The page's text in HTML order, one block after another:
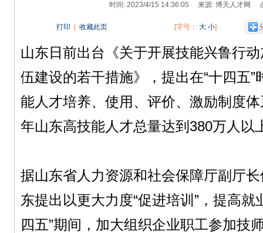
时间: 2023/4/15 14:36:05 来源: 博天人才网
打印 收藏此页 [字号： 大 小]
山东日前出台《关于开展技能兴鲁行
伍建设的若干措施》，提出在“十四五”
能人才培养、使用、评价、激励制度
年山东高技能人才总量达到380万人以
据山东省人力资源和社会保障厅副厅
东提出以更大力度“促进培训”，提高就
四五”期间，加大组织企业职工参加技